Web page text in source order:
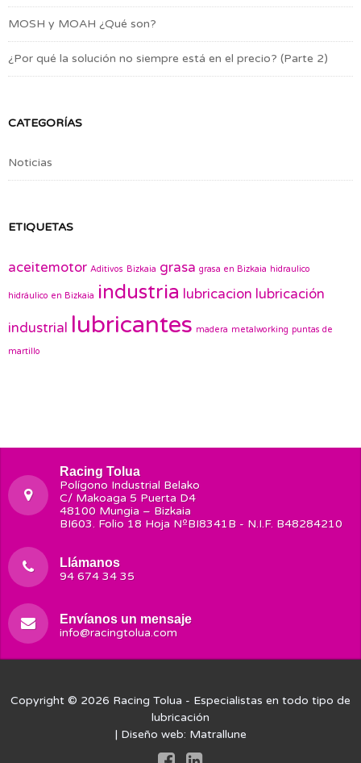
MOSH y MOAH ¿Qué son?
¿Por qué la solución no siempre está en el precio? (Parte 2)
CATEGORÍAS
Noticias
ETIQUETAS
aceitemotor Aditivos Bizkaia grasa grasa en Bizkaia hidraulico
hidráulico en Bizkaia industria lubricacion lubricación
industrial lubricantes madera metalworking puntas de
martillo
Racing Tolua
Polígono Industrial Belako
C/ Makoaga 5 Puerta D4
48100 Mungia – Bizkaia
BI603. Folio 18 Hoja NºBI8341B - N.I.F. B48284210
Llámanos
94 674 34 35
Envíanos un mensaje
info@racingtolua.com
Copyright © 2026 Racing Tolua - Especialistas en todo tipo de
lubricación
| Diseño web: Matrallune